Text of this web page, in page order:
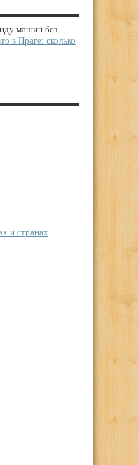
машин без
в Праге: сколько
и странах